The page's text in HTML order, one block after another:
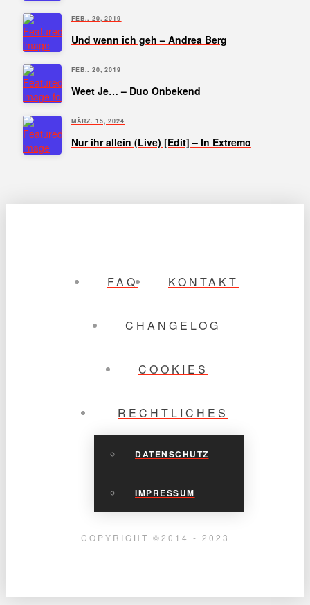
FEB.. 20, 2019
Und wenn ich geh – Andrea Berg
FEB.. 20, 2019
Weet Je… – Duo Onbekend
MÄRZ. 15, 2024
Nur ihr allein (Live) [Edit] – In Extremo
FAQ KONTAKT
CHANGELOG
COOKIES
RECHTLICHES
DATENSCHUTZ
IMPRESSUM
COPYRIGHT ©2014 - 2023